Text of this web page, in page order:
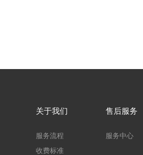
关于我们
服务流程
收费标准
售后服务
服务中心